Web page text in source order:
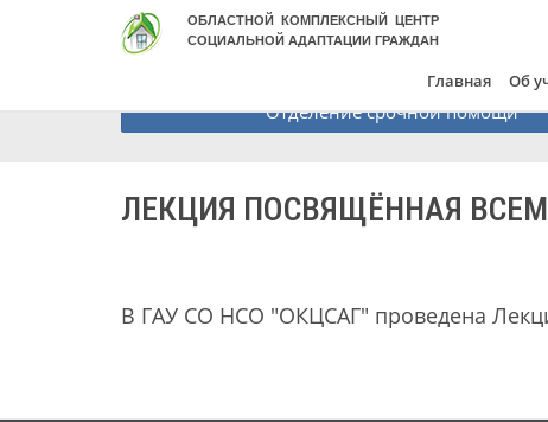
ОБЛАСТНОЙ КОМПЛЕКСНЫЙ ЦЕНТР
СОЦИАЛЬНОЙ АДАПТАЦИИ ГРАЖДАН
Главная Об
Отделение срочной помощи
ЛЕКЦИЯ ПОСВЯЩЁННАЯ
В ГАУ СО НСО "ОКЦСАГ" проведена